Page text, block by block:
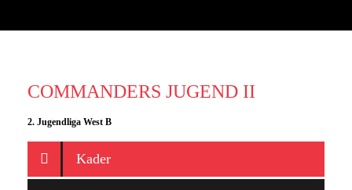
COMMANDERS JUGEND II
2. Jugendliga West B
Kader